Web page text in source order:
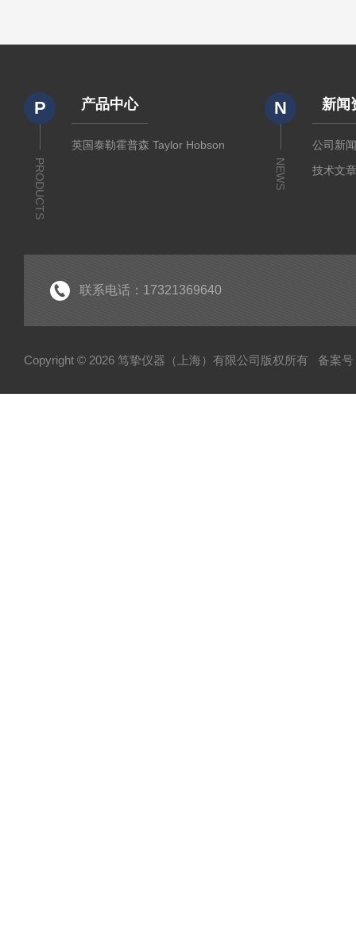
P
PRODUCTS
产品中心
英国泰勒霍普森 Taylor Hobson
N
NEWS
新闻
公司新
技术文
联系电话：17321369640
Copyright © 2026 笃挚仪器（上海）有限公司版权所有 备案号